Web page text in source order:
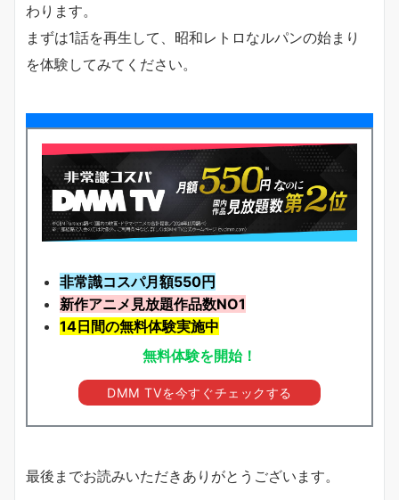
わります。
まずは1話を再生して、昭和レトロなルパンの始まり
を体験してみてください。
非常識コスパ月額550円
新作アニメ見放題作品数NO1
14日間の無料体験実施中
無料体験を開始！
DMM TVを今すぐチェックする
最後までお読みいただきありがとうございます。